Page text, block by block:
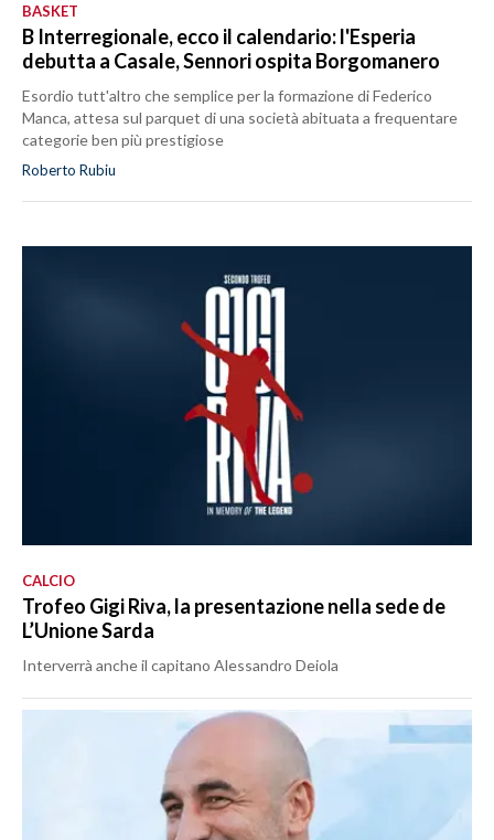
BASKET
B Interregionale, ecco il calendario: l'Esperia
debutta a Casale, Sennori ospita Borgomanero
Esordio tutt'altro che semplice per la formazione di Federico
Manca, attesa sul parquet di una società abituata a frequentare
categorie ben più prestigiose
Roberto Rubiu
CALCIO
Trofeo Gigi Riva, la presentazione nella sede de
L’Unione Sarda
Interverrà anche il capitano Alessandro Deiola